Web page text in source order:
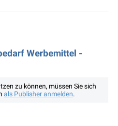
Werbemittel -
zu können, müssen Sie sich
als Publisher anmelden.